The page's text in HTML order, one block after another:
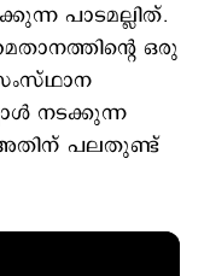
പാടമല്ലിത്.
ഒരു
നടക്കുന്ന
അതിന് പലതുണ്ട്